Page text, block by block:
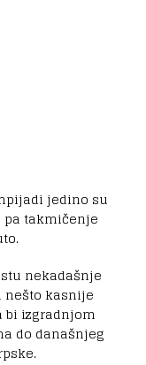
jedino su
pa takmičenje
nekadašnje
nešto kasnije
bi izgradnjom
do današnjeg